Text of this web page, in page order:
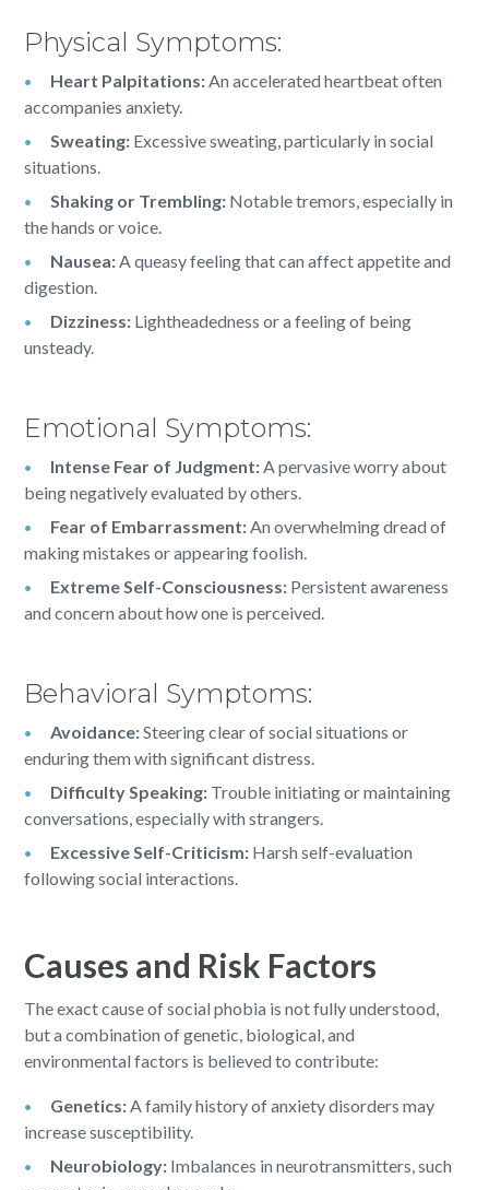
Physical Symptoms:
Heart Palpitations:An accelerated heartbeat often
accompanies anxiety.
Sweating: Excessive sweating, particularly in social
situations.
Shaking or Trembling: Notable tremors, especially in
the hands or voice.
Nausea:A queasy feeling that can affect appetite and
digestion.
Dizziness: Lightheadedness or a feeling of being
unsteady.
Emotional Symptoms:
Intense Fear of Judgment:A pervasive worry about
being negatively evaluated by others.
Fear of Embarrassment:An overwhelming dread of
making mistakes or appearing foolish.
Extreme Self-Consciousness: Persistent awareness
and concern about how one is perceived.
Behavioral Symptoms:
Avoidance:Steering clear of social situations or
enduring them with significant distress.
Difficulty Speaking: Trouble initiating or maintaining
conversations, especially with strangers.
Excessive Self-Criticism: Harsh self-evaluation
following social interactions.
Causes and Risk Factors
The exact cause of social phobia is not fully understood,
but a combination of genetic, biological, and
environmental factors is believed to contribute:
Genetics:A family history of anxiety disorders may
increase susceptibility.
Neurobiology: Imbalances in neurotransmitters, such